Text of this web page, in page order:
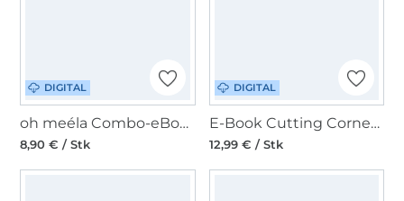
DIGITAL
oh meéla Combo-eBook ohNanni, englisch
8,90 € / Stk
DIGITAL
E-Book Cutting Corners Design Tasche Ella und Shopper Elin
12,99 € / Stk